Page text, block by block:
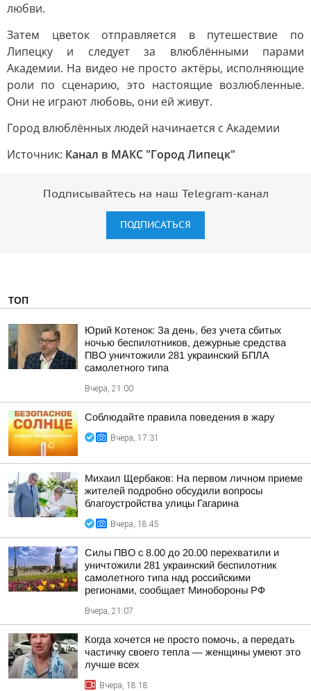
любви.
Затем цветок отправляется в путешествие по
Липецку и следует за влюблёнными парами
Академии. На видео не просто актёры, исполняющие
роли по сценарию, это настоящие возлюбленные.
Они не играют любовь, они ей живут.
Город влюблённых людей начинается с Академии
Источник: Канал в МАКС "Город Липецк"
Подписывайтесь на наш Telegram-канал
ПОДПИСАТЬСЯ
ТОП
Юрий Котенок: За день, без учета сбитых
ночью беспилотников, дежурные средства
ПВО уничтожили 281 украинский БПЛА
самолетного типа
Вчера, 21:00
Соблюдайте правила поведения в жару
Вчера, 17:31
Михаил Щербаков: На первом личном приеме
жителей подробно обсудили вопросы
благоустройства улицы Гагарина
Вчера, 18:45
Силы ПВО с 8.00 до 20.00 перехватили и
уничтожили 281 украинский беспилотник
самолетного типа над российскими
регионами, сообщает Минобороны РФ
Вчера, 21:07
Когда хочется не просто помочь, а передать
частичку своего тепла — женщины умеют это
лучше всех
Вчера, 18:18